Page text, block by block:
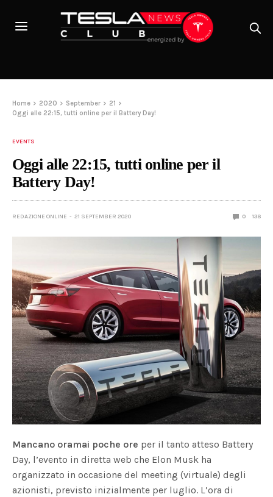
Home 2020 September
21
Oggi alle 22:15, tutti online per il Battery Day!
EVENTS
Oggi alle 22:15, tutti online per il
Battery Day!
REDAZIONE ONLINE 21 SEPTEMBER 2020 0 138
Mancano oramai poche ore per il tanto atteso Battery
Day, l’evento in diretta web che Elon Musk ha
organizzato in occasione del meeting (virtuale) degli
azionisti, previsto inizialmente per luglio. L’ora di